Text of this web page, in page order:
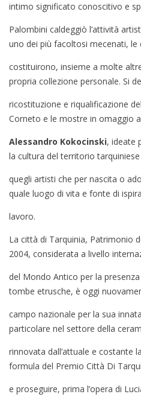
intimo significato conoscitivo e
Palombini caldeggiò l’attività
uno dei più facoltosi mecenati, le
costituirono, insieme a molte
propria collezione personale. Si
ricostituzione e riqualificazione
Corneto e le mostre in omaggio a
Alessandro Kokocinski, ideate
la cultura del territorio
quegli artisti che per nascita o
quale luogo di vita e fonte di
lavoro.
La città di Tarquinia, Patrimonio
2004, considerata a livello
del Mondo Antico per la
tombe etrusche, è oggi
campo nazionale per la sua
particolare nel settore della
rinnovata dall’attuale e costante
formula del Premio Città Di
e proseguire, prima l’opera di